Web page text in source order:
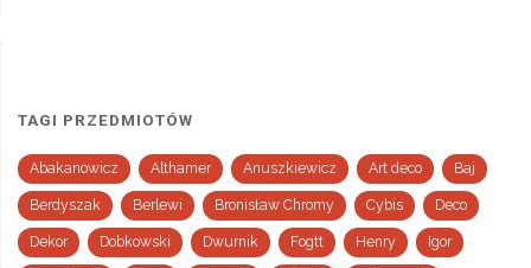
TAGI PRZEDMIOTÓW
Abakanowicz Althamer Anuszkiewicz Art deco Baj
Berdyszak Berlewi Bronisław Chromy Cybis Deco
Dekor Dobkowski Dwurnik Fogtt Henry Igor